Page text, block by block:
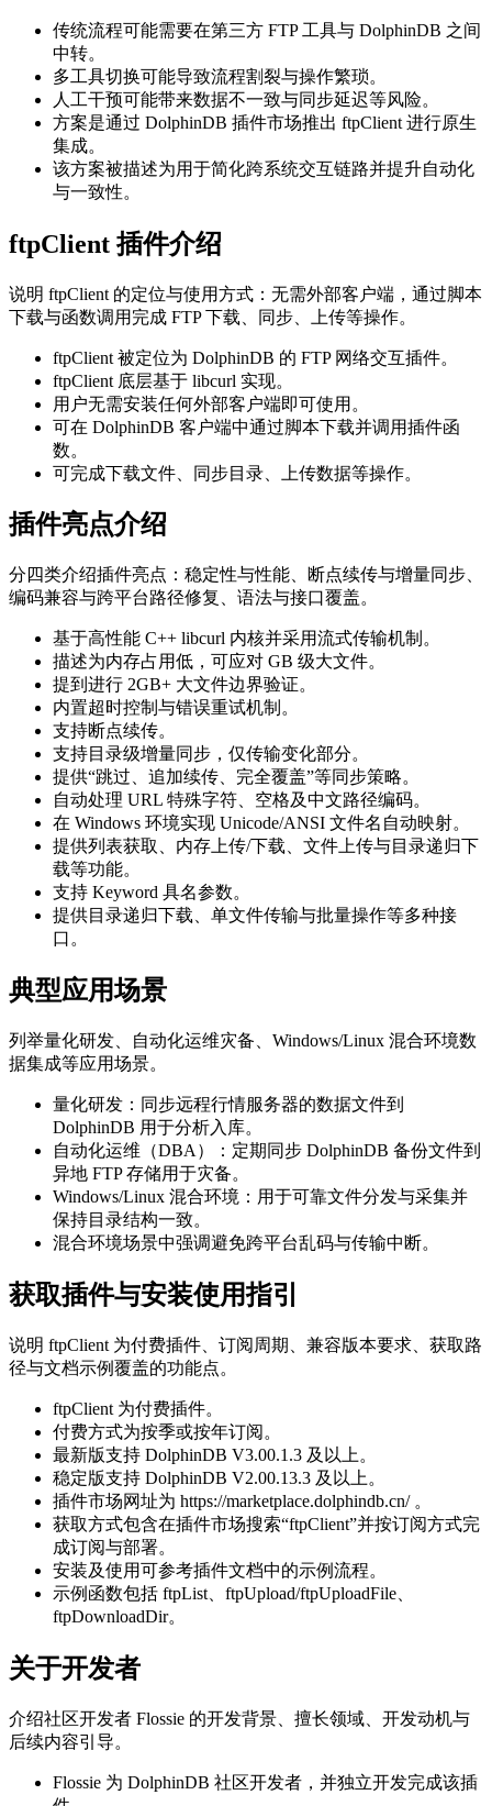
传统流程可能需要在第三方 FTP 工具与 DolphinDB 之间
中转。
多工具切换可能导致流程割裂与操作繁琐。
人工干预可能带来数据不一致与同步延迟等风险。
方案是通过 DolphinDB 插件市场推出 ftpClient 进行原生
集成。
该方案被描述为用于简化跨系统交互链路并提升自动化
与一致性。
ftpClient 插件介绍
说明 ftpClient 的定位与使用方式：无需外部客户端，通过脚本
下载与函数调用完成 FTP 下载、同步、上传等操作。
ftpClient 被定位为 DolphinDB 的 FTP 网络交互插件。
ftpClient 底层基于 libcurl 实现。
用户无需安装任何外部客户端即可使用。
可在 DolphinDB 客户端中通过脚本下载并调用插件函
数。
可完成下载文件、同步目录、上传数据等操作。
插件亮点介绍
分四类介绍插件亮点：稳定性与性能、断点续传与增量同步、
编码兼容与跨平台路径修复、语法与接口覆盖。
基于高性能 C++ libcurl 内核并采用流式传输机制。
描述为内存占用低，可应对 GB 级大文件。
提到进行 2GB+ 大文件边界验证。
内置超时控制与错误重试机制。
支持断点续传。
支持目录级增量同步，仅传输变化部分。
提供“跳过、追加续传、完全覆盖”等同步策略。
自动处理 URL 特殊字符、空格及中文路径编码。
在 Windows 环境实现 Unicode/ANSI 文件名自动映射。
提供列表获取、内存上传/下载、文件上传与目录递归下
载等功能。
支持 Keyword 具名参数。
提供目录递归下载、单文件传输与批量操作等多种接
口。
典型应用场景
列举量化研发、自动化运维灾备、Windows/Linux 混合环境数
据集成等应用场景。
量化研发：同步远程行情服务器的数据文件到
DolphinDB 用于分析入库。
自动化运维（DBA）：定期同步 DolphinDB 备份文件到
异地 FTP 存储用于灾备。
Windows/Linux 混合环境：用于可靠文件分发与采集并
保持目录结构一致。
混合环境场景中强调避免跨平台乱码与传输中断。
获取插件与安装使用指引
说明 ftpClient 为付费插件、订阅周期、兼容版本要求、获取路
径与文档示例覆盖的功能点。
ftpClient 为付费插件。
付费方式为按季或按年订阅。
最新版支持 DolphinDB V3.00.1.3 及以上。
稳定版支持 DolphinDB V2.00.13.3 及以上。
插件市场网址为 https://marketplace.dolphindb.cn/ 。
获取方式包含在插件市场搜索“ftpClient”并按订阅方式完
成订阅与部署。
安装及使用可参考插件文档中的示例流程。
示例函数包括 ftpList、ftpUpload/ftpUploadFile、
ftpDownloadDir。
关于开发者
介绍社区开发者 Flossie 的开发背景、擅长领域、开发动机与
后续内容引导。
Flossie 为 DolphinDB 社区开发者，并独立开发完成该插